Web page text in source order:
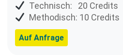
Technisch: 20 Credits
Methodisch: 10 Credits
Auf Anfrage